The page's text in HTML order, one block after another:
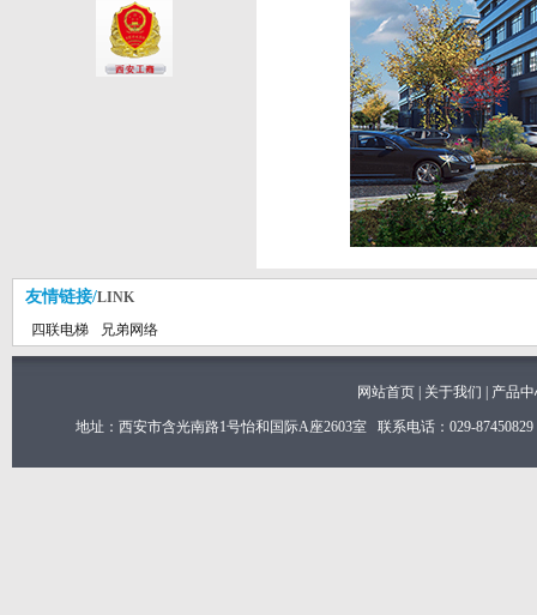
友情链接/LINK
四联电梯
兄弟网络
网站首页 | 关于我们 | 产品
地址：西安市含光南路1号怡和国际A座2603室 联系电话：029-